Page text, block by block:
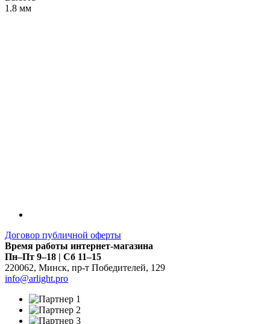
1.8 мм
Договор публичной оферты
Время работы интернет-магазина
Пн–Пт 9–18 | Сб 11–15
220062, Минск, пр-т Победителей, 129
info@arlight.pro